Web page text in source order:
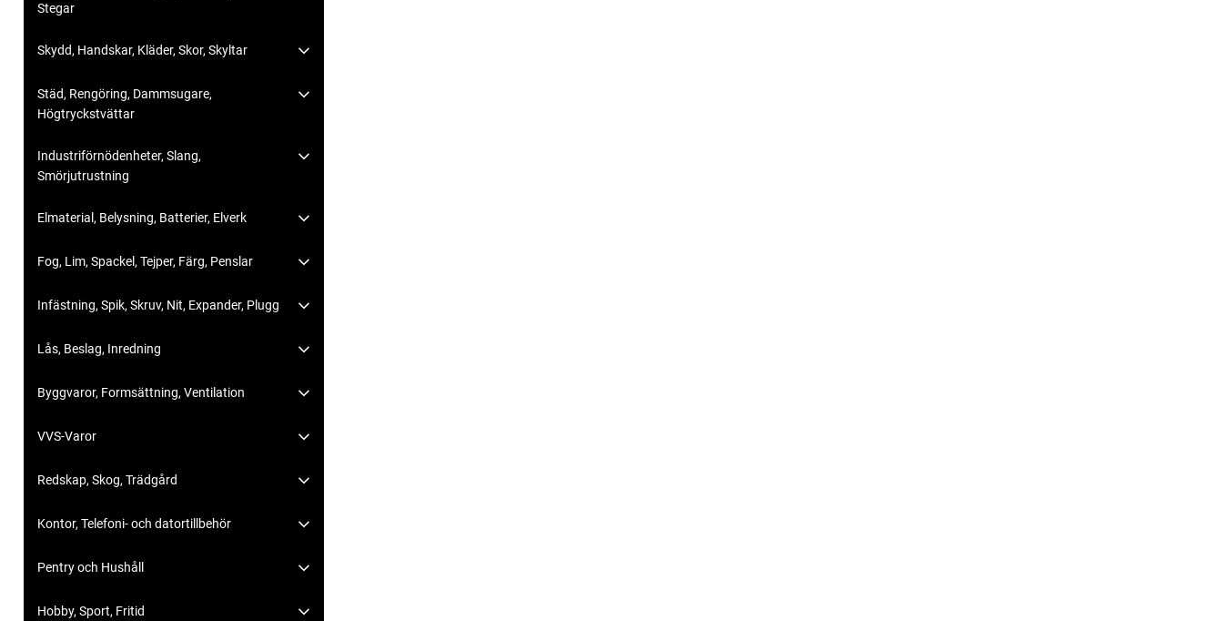
Stegar
Skydd, Handskar, Kläder, Skor, Skyltar
Städ, Rengöring, Dammsugare,
Högtryckstvättar
Industriförnödenheter, Slang,
Smörjutrustning
Elmaterial, Belysning, Batterier, Elverk
Fog, Lim, Spackel, Tejper, Färg, Penslar
Infästning, Spik, Skruv, Nit, Expander, Plugg
Lås, Beslag, Inredning
Byggvaror, Formsättning, Ventilation
VVS-Varor
Redskap, Skog, Trädgård
Kontor, Telefoni- och datortillbehör
Pentry och Hushåll
Hobby, Sport, Fritid